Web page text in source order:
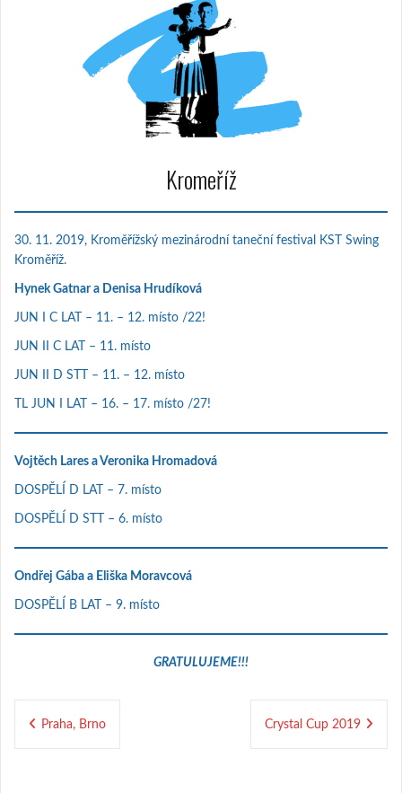
Kromeříž
30. 11. 2019, Kroměřížský mezinárodní taneční festival KST Swing
Kroměříž.
Hynek Gatnar a Denisa Hrudíková
JUN I C LAT – 11. – 12. místo /22!
JUN II C LAT – 11. místo
JUN II D STT – 11. – 12. místo
TL JUN I LAT – 16. – 17. místo /27!
Vojtěch Lares a Veronika Hromadová
DOSPĚLÍ D LAT – 7. místo
DOSPĚLÍ D STT – 6. místo
Ondřej Gába a Eliška Moravcová
DOSPĚLÍ B LAT – 9. místo
GRATULUJEME!!!
Navigace
Praha, Brno Crystal Cup 2019